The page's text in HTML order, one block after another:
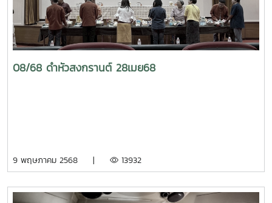
08/68 ดำหัวสงกรานต์ 28เมย68
9 พฤษภาคม 2568 | 13932